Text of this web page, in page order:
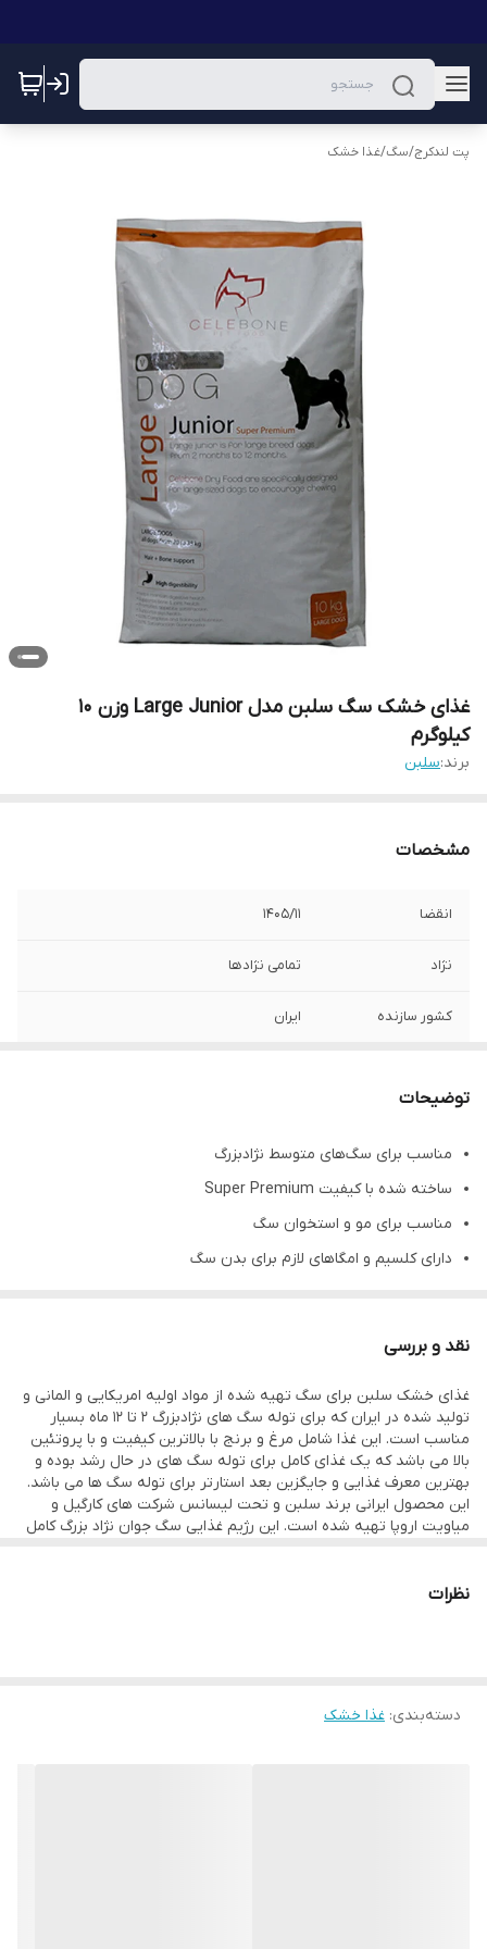
پت لندکرج/سگ/غذا خشک
غذای خشک سگ سلبن مدل Large Junior وزن 10
کیلوگرم
برند:سلبن
مشخصات
انقضا 140۵/۱۱
نژاد تمامی نژادها
کشور سازنده ایران
توضیحات
مناسب برای سگ‌های متوسط نژادبزرگ
ساخته شده با کیفیت Super Premium
مناسب برای مو و استخوان سگ
دارای کلسیم و امگاهای لازم برای بدن سگ
دارای ویتامین‌های B1، B12، C، D، امگا3+، L Carnitine
نقد و بررسی
غذای خشک سلبن برای سگ تهیه شده از مواد اولیه امریکایی و المانی و
تولید شده در ایران که برای توله سگ های نژادبزرگ 2 تا 12 ماه بسیار
مناسب است. این غذا شامل مرغ و برنج با بالاترین کیفیت و با پروتئین
بالا می باشد که یک غذای کامل برای توله سگ های در حال رشد بوده و
بهترین معرف غذایی و جایگزین بعد استارتر برای توله سگ ها می باشد.
این محصول ایرانی برند سلبن و تحت لیسانس شرکت های کارگیل و
میاویت اروپا تهیه شده است. این رژیم غذایی سگ جوان نژاد بزرگ کامل
ایمنی در حال توسعه آنها پشتیبانی می کند و بدن آنها را قوی می کند.
نظرات
دسته‌بندی: غذا خشک